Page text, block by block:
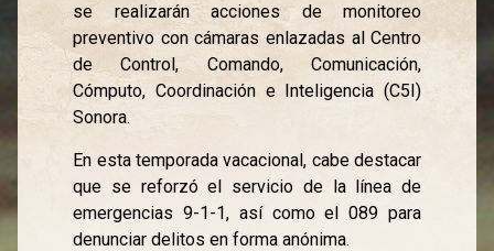
se realizarán acciones de monitoreo
preventivo con cámaras enlazadas al Centro
de Control, Comando, Comunicación,
Cómputo, Coordinación e Inteligencia (C5I)
Sonora.
En esta temporada vacacional, cabe destacar
que se reforzó el servicio de la línea de
emergencias 9-1-1, así como el 089 para
denunciar delitos en forma anónima.